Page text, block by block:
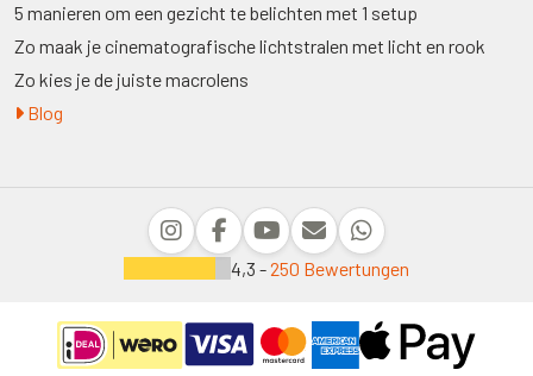
5 manieren om een gezicht te belichten met 1 setup
Zo maak je cinematografische lichtstralen met licht en rook
Zo kies je de juiste macrolens
Blog
4,3 -250 Bewertungen